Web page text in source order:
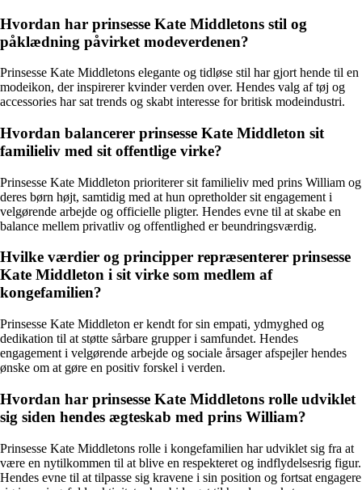
Hvordan har prinsesse Kate Middletons stil og
påklædning påvirket modeverdenen?
Prinsesse Kate Middletons elegante og tidløse stil har gjort hende til en
modeikon, der inspirerer kvinder verden over. Hendes valg af tøj og
accessories har sat trends og skabt interesse for britisk modeindustri.
Hvordan balancerer prinsesse Kate Middleton sit
familieliv med sit offentlige virke?
Prinsesse Kate Middleton prioriterer sit familieliv med prins William og
deres børn højt, samtidig med at hun opretholder sit engagement i
velgørende arbejde og officielle pligter. Hendes evne til at skabe en
balance mellem privatliv og offentlighed er beundringsværdig.
Hvilke værdier og principper repræsenterer prinsesse
Kate Middleton i sit virke som medlem af
kongefamilien?
Prinsesse Kate Middleton er kendt for sin empati, ydmyghed og
dedikation til at støtte sårbare grupper i samfundet. Hendes
engagement i velgørende arbejde og sociale årsager afspejler hendes
ønske om at gøre en positiv forskel i verden.
Hvordan har prinsesse Kate Middletons rolle udviklet
sig siden hendes ægteskab med prins William?
Prinsesse Kate Middletons rolle i kongefamilien har udviklet sig fra at
være en nytilkommen til at blive en respekteret og indflydelsesrig figur.
Hendes evne til at tilpasse sig kravene i sin position og fortsat engagere